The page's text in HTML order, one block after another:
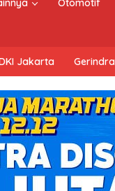
Otomotif
Jakarta Gerindra